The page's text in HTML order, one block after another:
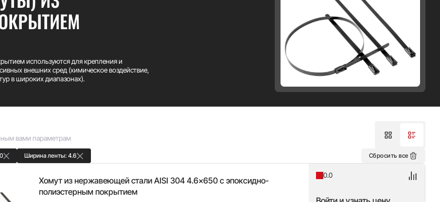
используются для крепления и
внешних сред (химическое воздействие,
в широких диапазонах).
316 – покрытие, которое сглаживает кромки,
вами параметрам
Ширина ленты: 4.6 Сбросить все
Хомут из нержавеющей стали AISI 304 4.6x650 с эпоксидно-
полиэстерным покрытием
0.0